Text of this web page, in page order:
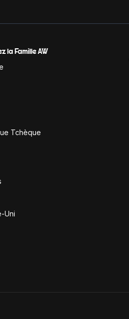
la Famille AW
Tchèque
Uni